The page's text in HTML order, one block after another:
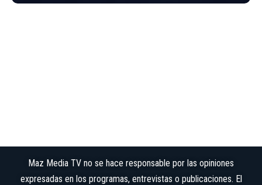
Maz Media TV no se hace responsable por las opiniones
expresadas en los programas, entrevistas o publicaciones. El